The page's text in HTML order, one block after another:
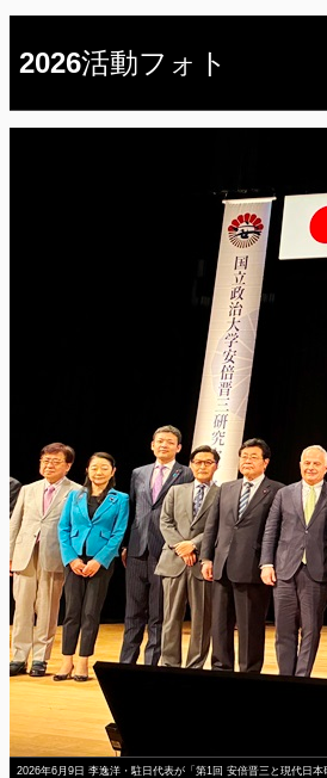
2026活動フォト
2026年6月9日 李逸洋・駐日代表が「第1回 安倍晋三と現代日